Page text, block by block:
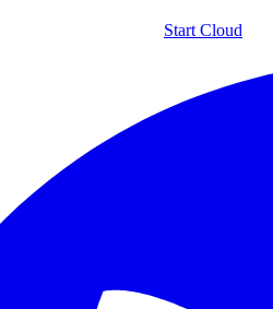
Start Cloud